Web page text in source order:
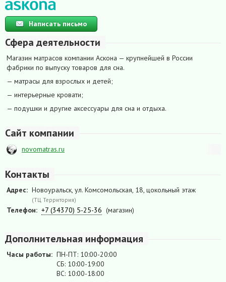
Написать письмо
Сфера деятельности
Магазин матрасов компании Аскона — крупнейшей в России
фабрики по выпуску товаров для сна.
— матрасы для взрослых и детей;
— интерьерные кровати;
— подушки и другие аксессуары для сна и отдыха.
Сайт компании
novomatras.ru
Контакты
Адрес: Новоуральск, ул. Комсомольская, 18, цокольный этаж
(ТЦ Территория)
Телефон: +7 (34370) 5-25-36 (магазин)
Дополнительная информация
Часы работы: ПН-ПТ: 10:00-20:00
СБ: 10:00-19:00
ВС: 10:00-18:00